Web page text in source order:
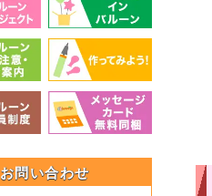
お問い合わせ